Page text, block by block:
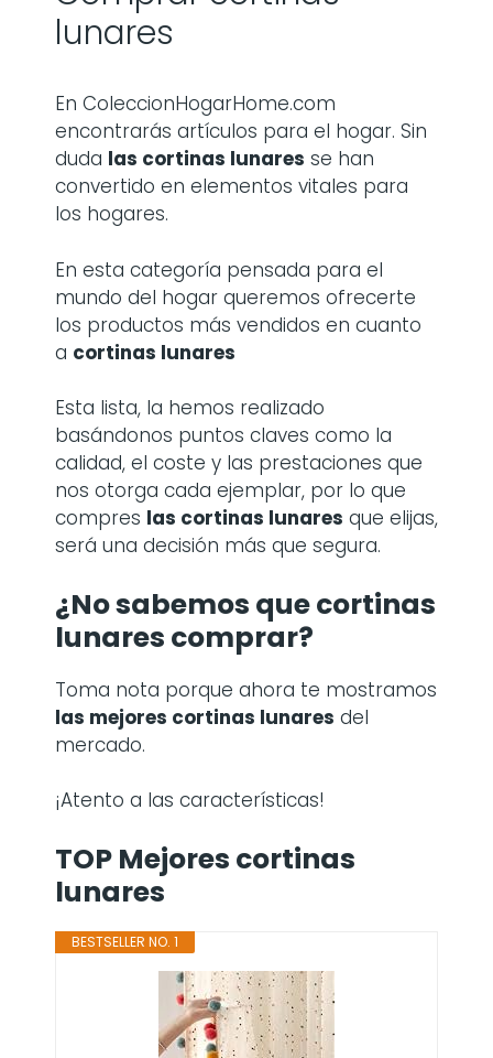
lunares
En ColeccionHogarHome.com
encontrarás artículos para el hogar. Sin
duda las cortinas lunares se han
convertido en elementos vitales para
los hogares.
En esta categoría pensada para el
mundo del hogar queremos ofrecerte
los productos más vendidos en cuanto
a cortinas lunares
Esta lista, la hemos realizado
basándonos puntos claves como la
calidad, el coste y las prestaciones que
nos otorga cada ejemplar, por lo que
compres las cortinas lunares que elijas,
será una decisión más que segura.
¿No sabemos que cortinas
lunares comprar?
Toma nota porque ahora te mostramos
las mejores cortinas lunares del
mercado.
¡Atento a las características!
TOP Mejores cortinas
lunares
BESTSELLER NO. 1